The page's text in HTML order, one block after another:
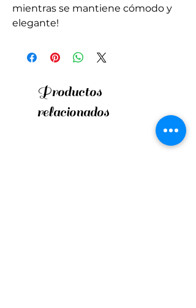
mientras se mantiene cómodo y
elegante!
Productos
relacionados